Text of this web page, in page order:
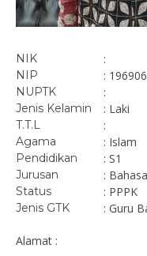
NIK :
NIP :
NUPTK :
Jenis Kelamin : Laki
T.T.L :
Agama : Islam
Pendidikan : S1
Jurusan :
Status : PPPK
Jenis GTK : Guru
Alamat :